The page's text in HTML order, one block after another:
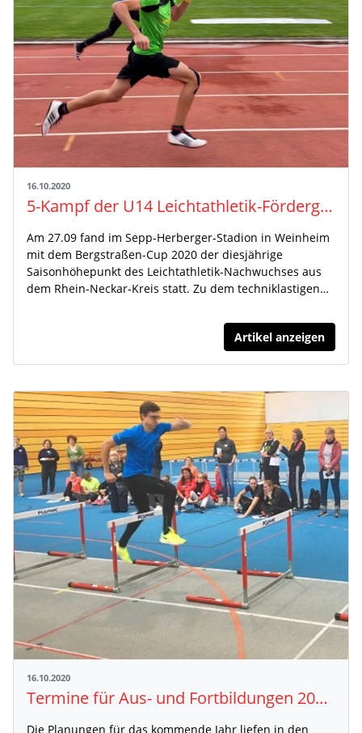
16.10.2020
5-Kampf der U14 Leichtathletik-Fördergruppe Rhein-Neckar
Am 27.09 fand im Sepp-Herberger-Stadion in Weinheim
mit dem Bergstraßen-Cup 2020 der diesjährige
Saisonhöhepunkt des Leichtathletik-Nachwuchses aus
dem Rhein-Neckar-Kreis statt. Zu dem techniklastigen…
Artikel anzeigen
16.10.2020
Termine für Aus- und Fortbildungen 2021 beim BLV stehen fest
Die Planungen für das kommende Jahr liefen in den